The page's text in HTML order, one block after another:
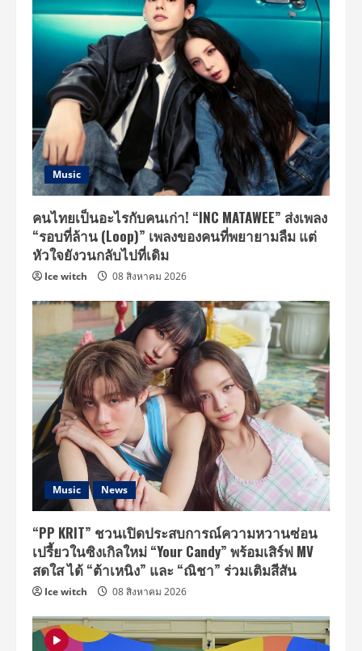
Music
คนไทยเป็นอะไรกับคนเก่า! “INC MATAWEE” ส่งเพลง
“รอบที่ล้าน (Loop)” เพลงของคนที่พยายามลืม แต่
หัวใจยังวนกลับไปที่เดิม
Ice witch 08 สิงหาคม 2026
Music News
“PP KRIT” ชวนเปิดประสบการณ์ความหวานซ่อน
เปรี้ยวในซิงเกิลใหม่ “Your Candy” พร้อมเสิร์ฟ MV
สดใส ได้ “ต้าเหนิง” และ “ณิชา” ร่วมเติมสีสัน
Ice witch 08 สิงหาคม 2026